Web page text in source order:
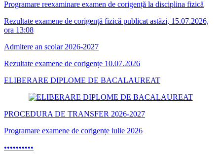
Programare reexaminare examen de corigență la disciplina fizică
Rezultate examene de corigență fizică publicat astăzi, 15.07.2026,
ora 13:08
Admitere an școlar 2026-2027
Rezultate examene de corigențe 10.07.2026
ELIBERARE DIPLOME DE BACALAUREAT
PROCEDURA DE TRANSFER 2026-2027
Programare examene de corigențe iulie 2026
••••••••••